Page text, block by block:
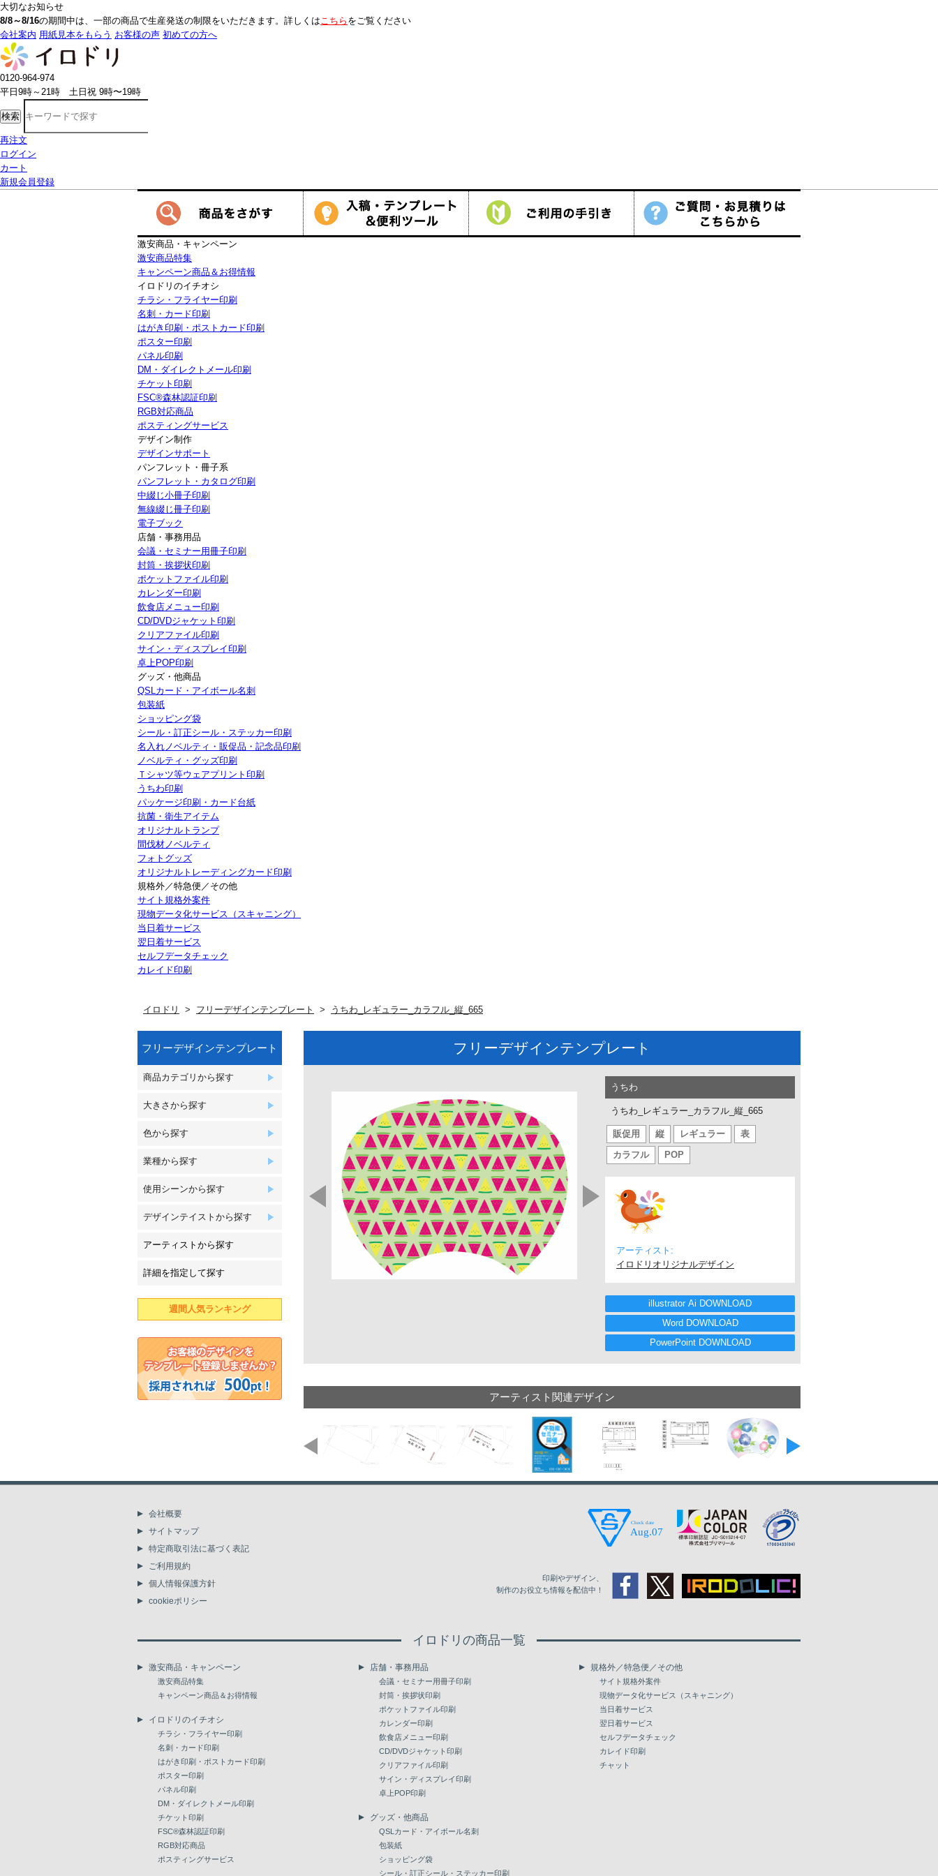
大切なお知らせ
8/8～8/16の期間中は、一部の商品で生産発送の制限をいただきます。詳しくはこちら をご覧ください
会社案内 用紙見本をもらう お客様の声 初めての方へ
0120-964-974
平日9時～21時 土日祝 9時〜19時
検索
再注文
ログイン
カート
新規会員登録
激安商品・キャンペーン
激安商品特集
キャンペーン商品＆お得情報
イロドリのイチオシ
チラシ・フライヤー印刷
名刺・カード印刷
はがき印刷・ポストカード印刷
ポスター印刷
パネル印刷
DM・ダイレクトメール印刷
チケット印刷
FSC®森林認証印刷
RGB対応商品
ポスティングサービス
デザイン制作
デザインサポート
パンフレット・冊子系
パンフレット・カタログ印刷
中綴じ小冊子印刷
無線綴じ冊子印刷
電子ブック
店舗・事務用品
会議・セミナー用冊子印刷
封筒・挨拶状印刷
ポケットファイル印刷
カレンダー印刷
飲食店メニュー印刷
CD/DVDジャケット印刷
クリアファイル印刷
サイン・ディスプレイ印刷
卓上POP印刷
グッズ・他商品
QSLカード・アイボール名刺
包装紙
ショッピング袋
シール・訂正シール・ステッカー印刷
名入れノベルティ・販促品・記念品印刷
ノベルティ・グッズ印刷
Ｔシャツ等ウェアプリント印刷
うちわ印刷
パッケージ印刷・カード台紙
抗菌・衛生アイテム
オリジナルトランプ
間伐材ノベルティ
フォトグッズ
オリジナルトレーディングカード印刷
規格外／特急便／その他
サイト規格外案件
現物データ化サービス（スキャニング）
当日着サービス
翌日着サービス
セルフデータチェック
カレイド印刷
イロドリ フリーデザインテンプレート うちわ_レギュラー_カラフル_縦_665
フリーデザインテンプレート
商品カテゴリから探す
大きさから探す
色から探す
業種から探す
使用シーンから探す
デザインテイストから探す
アーティストから探す
詳細を指定して探す
週間人気ランキング
フリーデザインテンプレート
うちわ
うちわ_レギュラー_カラフル_縦_665
販促用 縦 レギュラー
表
カラフル
POP
アーティスト:
イロドリオリジナルデザイン
illustrator Ai DOWNLOAD
Word DOWNLOAD
PowerPoint DOWNLOAD
アーティスト関連デザイン
会社概要
サイトマップ
特定商取引法に基づく表記
ご利用規約
個人情報保護方針
cookieポリシー
印刷やデザイン、
制作のお役立ち情報を配信中！
イロドリの商品一覧
激安商品・キャンペーン
激安商品特集
キャンペーン商品＆お得情報
イロドリのイチオシ
チラシ・フライヤー印刷
名刺・カード印刷
はがき印刷・ポストカード印刷
ポスター印刷
パネル印刷
DM・ダイレクトメール印刷
チケット印刷
FSC®森林認証印刷
RGB対応商品
ポスティングサービス
店舗・事務用品
会議・セミナー用冊子印刷
封筒・挨拶状印刷
ポケットファイル印刷
カレンダー印刷
飲食店メニュー印刷
CD/DVDジャケット印刷
クリアファイル印刷
サイン・ディスプレイ印刷
卓上POP印刷
グッズ・他商品
QSLカード・アイボール名刺
包装紙
ショッピング袋
シール・訂正シール・ステッカー印刷
規格外／特急便／その他
サイト規格外案件
現物データ化サービス（スキャニング）
当日着サービス
翌日着サービス
セルフデータチェック
カレイド印刷
チャット